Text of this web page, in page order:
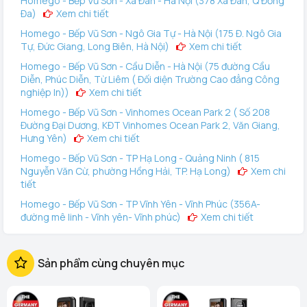
năng chống giả mạo hoàn hảo bằng hình ảnh hoặc video,
đảm bảo an toàn tuyệt đối cho gia đình.
Cảm biến vân tay FPC Thụy Điển
Hyundai HY-SLA101 CNC Amber Gold sở hữu cảm biến vân
tay FPC hiện đại nhất, nhận diện dựa trên 3 cơ chế: cảm biến
điện dung, cảm biến nhiệt độ và cảm biến áp suất. Thời gian
mở khóa cực nhanh và ngăn chặn hoàn toàn các loại vân
tay giả bằng silicon.
3. Tiện ích thông minh vượt trội: Chuông hình và Video
Call từ xa
Một trong những điểm đáng tiền nhất củakhóa điện tử
quản lý thông minh qua App Wifi tích hợp Camera sắc nét:
Video Call hai chiều:Khi có khách nhấn chuông trên khóa,
hệ thống sẽ lập tức gửi cuộc gọi video trực tuyến về điện
Đa)
Xem chi tiết
Homego - Bếp Vũ Sơn - Ngô Gia Tự - Hà Nội (175 Đ. Ngô Gia
Tự, Đức Giang, Long Biên, Hà Nội)
Xem chi tiết
Homego - Bếp Vũ Sơn - Cầu Diễn - Hà Nội (75 đường Cầu
Diễn, Phúc Diễn, Từ Liêm ( Đối diện Trường Cao đẳng Công
nghiệp In))
Xem chi tiết
Homego - Bếp Vũ Sơn - Vinhomes Ocean Park 2 ( Số 208
Đường Đại Dương, KĐT Vinhomes Ocean Park 2, Văn Giang,
Hưng Yên)
Xem chi tiết
Homego - Bếp Vũ Sơn - TP Hạ Long - Quảng Ninh ( 815
Nguyễn Văn Cừ, phường Hồng Hải, TP. Hạ Long)
Xem chi
tiết
Homego - Bếp Vũ Sơn - TP Vĩnh Yên - Vĩnh Phúc (356A-
đường mê linh - Vĩnh yên- Vĩnh phúc)
Xem chi tiết
- Vinhomes Ocean Park 3, Văn Giang, Hưng Yên)
chi tiết
Hiệu, Q Lê Chân. TP Hải Phòng)
Xem chi tiết
Sản phẩm cùng chuyên mục